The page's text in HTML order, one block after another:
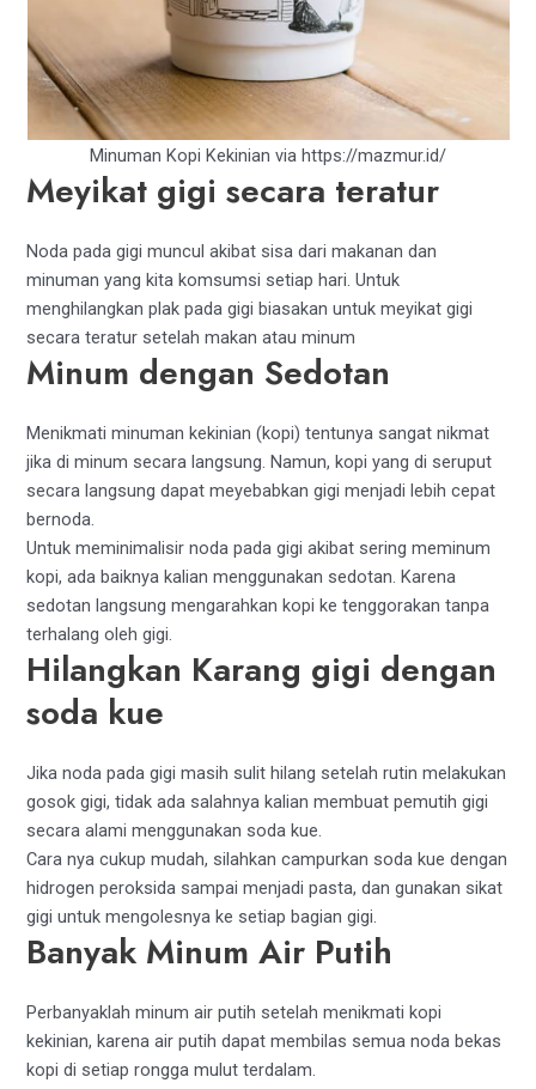
Minuman Kopi Kekinian via https://mazmur.id/
Meyikat gigi secara teratur
Noda pada gigi muncul akibat sisa dari makanan dan
minuman yang kita komsumsi setiap hari. Untuk
menghilangkan plak pada gigi biasakan untuk meyikat gigi
secara teratur setelah makan atau minum
Minum dengan Sedotan
Menikmati minuman kekinian (kopi) tentunya sangat nikmat
jika di minum secara langsung. Namun, kopi yang di seruput
secara langsung dapat meyebabkan gigi menjadi lebih cepat
bernoda.
Untuk meminimalisir noda pada gigi akibat sering meminum
kopi, ada baiknya kalian menggunakan sedotan. Karena
sedotan langsung mengarahkan kopi ke tenggorakan tanpa
terhalang oleh gigi.
Hilangkan Karang gigi dengan
soda kue
Jika noda pada gigi masih sulit hilang setelah rutin melakukan
gosok gigi, tidak ada salahnya kalian membuat pemutih gigi
secara alami menggunakan soda kue.
Cara nya cukup mudah, silahkan campurkan soda kue dengan
hidrogen peroksida sampai menjadi pasta, dan gunakan sikat
gigi untuk mengolesnya ke setiap bagian gigi.
Banyak Minum Air Putih
Perbanyaklah minum air putih setelah menikmati kopi
kekinian, karena air putih dapat membilas semua noda bekas
kopi di setiap rongga mulut terdalam.